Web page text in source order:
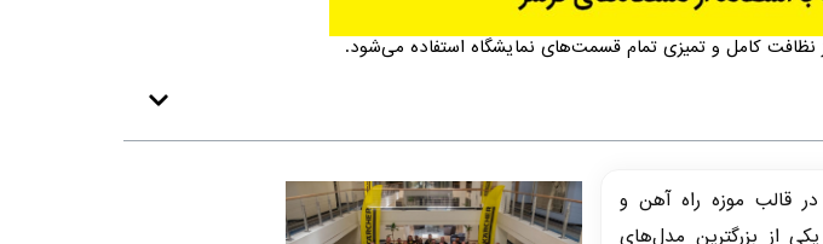
نظافت کامل و تمیزی تمام قسمت‌های نمایشگاه استفاده می‌شود.
در قالب موزه راه‌ آهن و
از بزرگترین مدل‌های